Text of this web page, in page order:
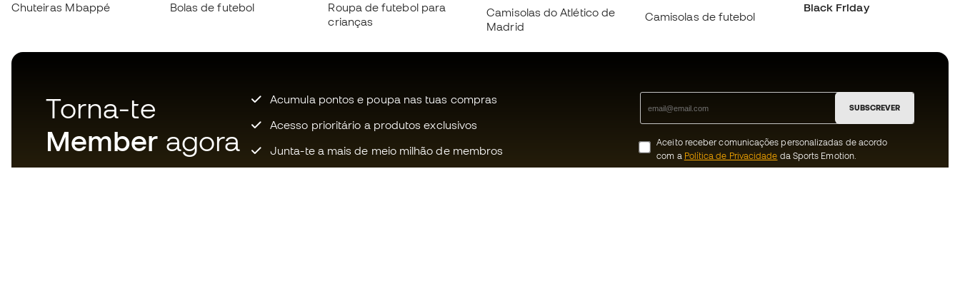
Chuteiras Mbappé
Bolas de futebol
Roupa de futebol para
crianças
Camisolas do Atlético de
Madrid
Camisolas de futebol
Black Friday
Torna-te
Member agora
Acumula pontos e poupa nas tuas compras
Acesso prioritário a produtos exclusivos
Junta-te a mais de meio milhão de membros
SUBSCREVER
Aceito receber comunicações personalizadas de acordo
com a Política de Privacidade da Sports Emotion.